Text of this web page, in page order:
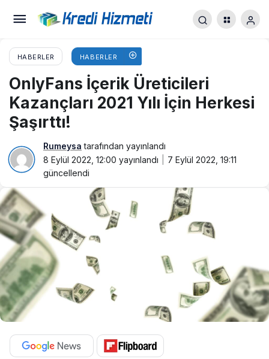
HABERLER HABERLER
OnlyFans İçerik Üreticileri
Kazançları 2021 Yılı İçin Herkesi
Şaşırttı!
Rumeysa tarafından yayınlandı
8 Eylül 2022, 12:00 yayınlandı
7 Eylül 2022, 19:11
güncellendi